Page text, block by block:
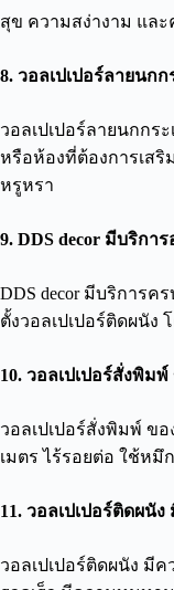
สุข ความสง่างาม แล
8. วอลเปเปอร์ลายนก
วอลเปเปอร์ลายนกกร
หรือห้องที่ต้องการเส
หรูหรา
9. DDS decor มีบริกา
DDS decor มีบริการ
ตั้งวอลเปเปอร์ติดผนัง
10. วอลเปเปอร์สั่งพิม
วอลเปเปอร์สั่งพิมพ์ ขอ
เมตร ไร้รอยต่อ ใช้ห
11. วอลเปเปอร์ติดผนั
วอลเปเปอร์ติดผนัง มี